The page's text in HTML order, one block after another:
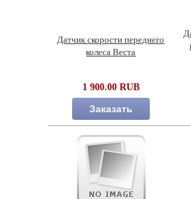
Датчик скорости переднего
колеса Веста
1 900.00 RUB
Заказать